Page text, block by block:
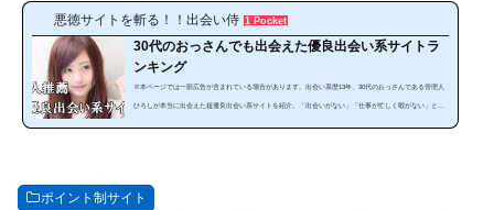
悪徳サイトを斬る！！出会い侍 1 Pocket
30代のおっさんでも出会えた優良出会い系サイトラ
ンキング
※本ページでは一部広告が含まれている場合があります。出会い系歴13年、30代のおっさんである管理人
ひろしが本当に出会えた超優良出会い系サイトを紹介。「出会いがない」「仕事が忙しく暇がない」とい
ポイント制サイト